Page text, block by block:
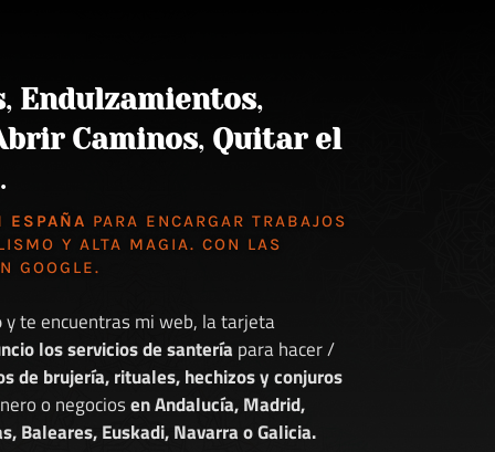
, Endulzamientos,
Caminos, Quitar el
ESPAÑA PARA ENCARGAR TRABAJOS
Y ALTA MAGIA. CON LAS
GOOGLE.
y te encuentras mi web, la tarjeta
los servicios de santería para hacer /
de brujería, rituales, hechizos y conjuros
o negociosen Andalucía, Madrid,
Baleares, Euskadi, Navarra o Galicia.